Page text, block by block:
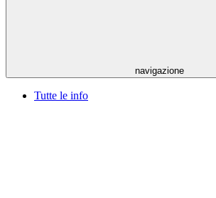
navigazione
Tutte le info